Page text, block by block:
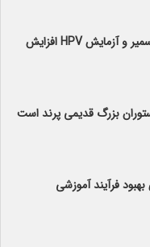
چرا میزان تست پاپ اسمیر و آزمایش HPV افزایش
بزرگ قدیمی پرند است
فرآیند آموزشی